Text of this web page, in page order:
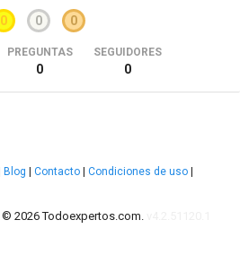
0 0 0
PREGUNTAS
0
SEGUIDORES
0
Blog Contacto Condiciones de uso
© 2026 Todoexpertos.com.